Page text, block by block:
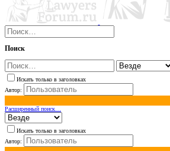
Поиск
Искать только в заголовках
Автор:
Расширенный поиск…
Искать только в заголовках
Автор: